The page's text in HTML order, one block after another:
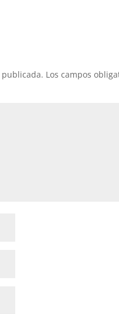
Los campos